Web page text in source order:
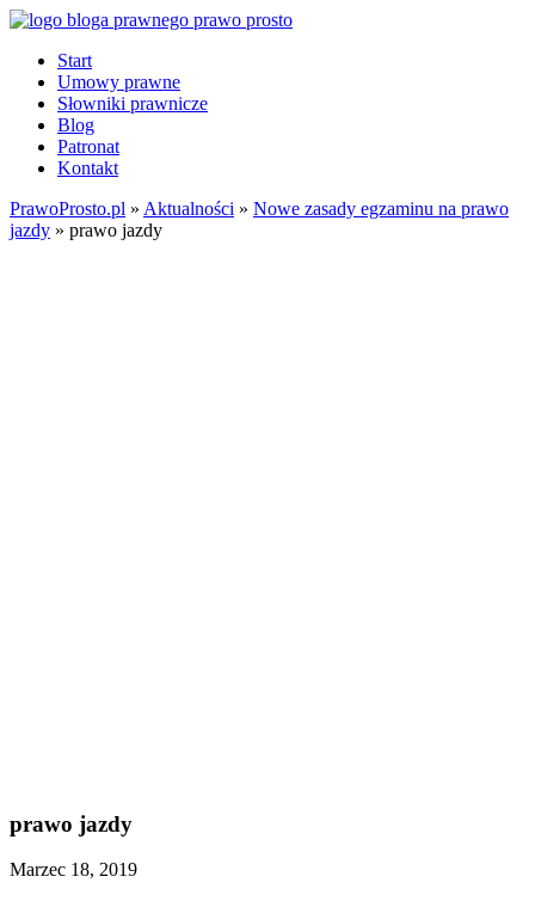
Start
Umowy prawne
Słowniki prawnicze
Blog
Patronat
Kontakt
PrawoProsto.pl » Aktualności » Nowe zasady egzaminu na prawo
jazdy » prawo jazdy
prawo jazdy
Marzec 18, 2019